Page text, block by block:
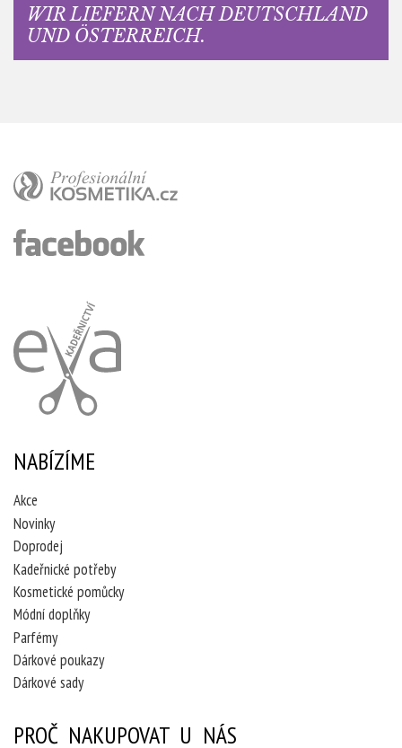
WIR LIEFERN NACH DEUTSCHLAND
UND ÖSTERREICH.
NABÍZÍME
Akce
Novinky
Doprodej
Kadeřnické potřeby
Kosmetické pomůcky
Módní doplňky
Parfémy
Dárkové poukazy
Dárkové sady
PROČ NAKUPOVAT U NÁS